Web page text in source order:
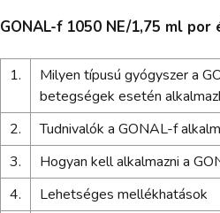
GONAL-f 1050 NE/1,75 ml por
1.
Milyen típusú gyógyszer a
betegségek esetén
2.
Tudnivalók a GONAL-f
3.
Hogyan kell alkalmazni a
4.
Lehetséges mellékhatások